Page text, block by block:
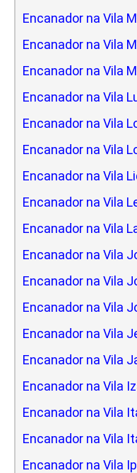
Encanador na Vila
Encanador na Vila
Encanador na Vila
Encanador na Vila
Encanador na Vila
Encanador na Vila
Encanador na Vila
Encanador na Vila
Encanador na Vila
Encanador na Vila
Encanador na Vila
Encanador na Vila
Encanador na Vila
Encanador na Vila
Encanador na Vila
Encanador na Vila
Encanador na Vila
Encanador na Vila